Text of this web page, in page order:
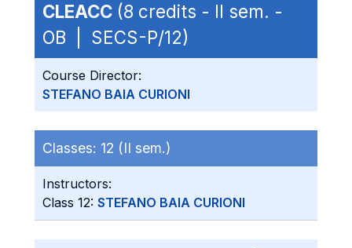
CLEACC (8 credits - II sem. -
OB | SECS-P/12)
Course Director:
STEFANO BAIA CURIONI
Classes: 12 (II sem.)
Instructors:
Class 12: STEFANO BAIA CURIONI